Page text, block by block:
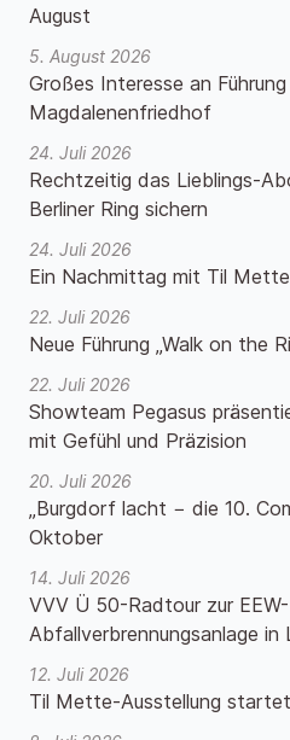
August
5. August 2026
Großes Interesse an
Magdalenenfriedhof
24. Juli 2026
Rechtzeitig das Lieblings-
Berliner Ring sichern
24. Juli 2026
Ein Nachmittag mit Til
22. Juli 2026
Neue Führung „Walk on the
22. Juli 2026
Showteam Pegasus
mit Gefühl und Präzision
20. Juli 2026
„Burgdorf lacht − die 10.
Oktober
14. Juli 2026
VVV Ü 50-Radtour zur EEW-
Abfallverbrennungsanlage in
12. Juli 2026
Til Mette-Ausstellung